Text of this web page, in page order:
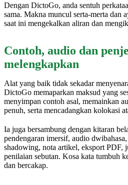
Dengan DictoGo, anda sentuh
sama. Makna muncul serta-merta dan
saat ini mengekalkan aliran dan
Contoh, audio dan
melengkapkan
Alat yang baik tidak sekadar
DictoGo memaparkan maksud yang
menyimpan contoh asal, memainkan
penuh, serta mencadangkan kolokasi
Ia juga bersambung dengan kitaran
pendengaran imersif, audio
shadowing, nota artikel, eksport PDF,
penilaian sebutan. Kosa kata tumbuh
dan bercakap.